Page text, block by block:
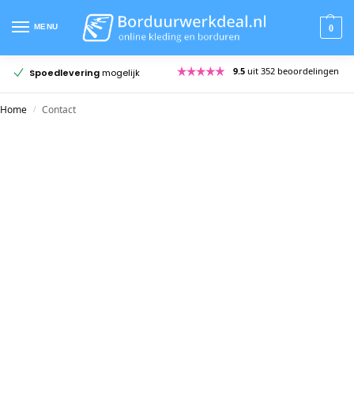
MENU 0
9.5 uit 352 beoordelingen Meer dan20 jaar ervaring Gratis
Home / Contact